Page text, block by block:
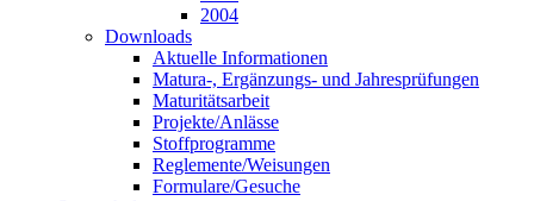
2004
Downloads
Aktuelle Informationen
Matura-, Ergänzungs- und Jahresprüfungen
Maturitätsarbeit
Projekte/Anlässe
Stoffprogramme
Reglemente/Weisungen
Formulare/Gesuche